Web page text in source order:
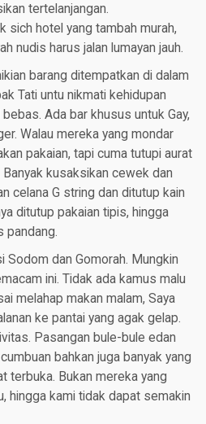
tertelanjangan.
sich hotel yang tambah murah,
nudis harus jalan lumayan jauh.
barang ditempatkan di dalam
Tati untu nikmati kehidupan
Ada bar khusus untuk Gay,
Walau mereka yang mondar
pakaian, tapi cuma tutupi aurat
Banyak kusaksikan cewek dan
celana G string dan ditutup kain
ditutup pakaian tipis, hingga
pandang.
Sodom dan Gomorah. Mungkin
ini. Tidak ada kamus malu
melahap makan malam, Saya
ke pantai yang agak gelap.
Pasangan bule-bule edan
bahkan juga banyak yang
terbuka. Bukan mereka yang
hingga kami tidak dapat semakin